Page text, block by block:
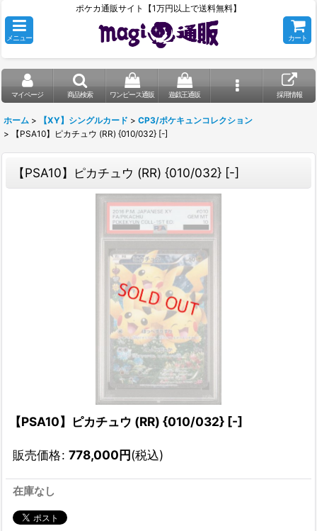
ポケカ通販サイト【1万円以上で送料無料】
メニュー カート
マイページ 商品検索 ワンピース通販 遊戯王通販 採用情報
ホーム > 【XY】シングルカード > CP3/ポケキュンコレクション
>
【PSA10】ピカチュウ (RR) {010/032} [-]
【PSA10】ピカチュウ (RR) {010/032} [-]
【PSA10】ピカチュウ (RR) {010/032} [-]
販売価格: 778,000円(税込)
在庫なし